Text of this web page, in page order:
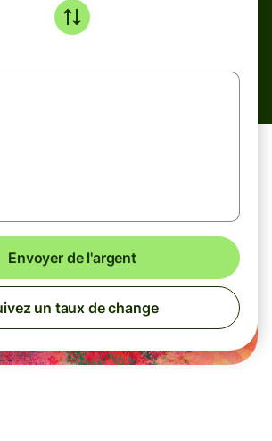
Envoyer de l'argent
un taux de change